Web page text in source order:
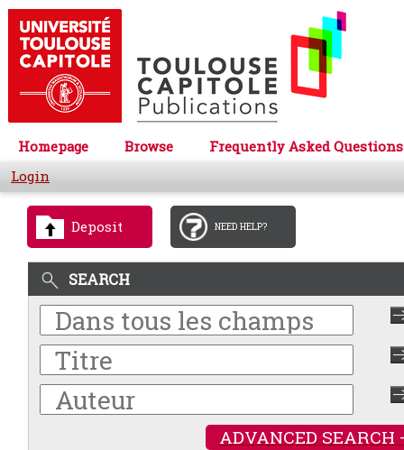
Homepage Browse
Frequently Asked Questions
Login
Deposit NEED HELP?
SEARCH
ADVANCED SEARCH